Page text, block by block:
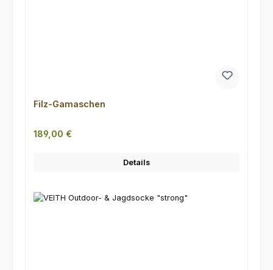
Filz-Gamaschen
Regulärer Preis:
189,00 €
Details